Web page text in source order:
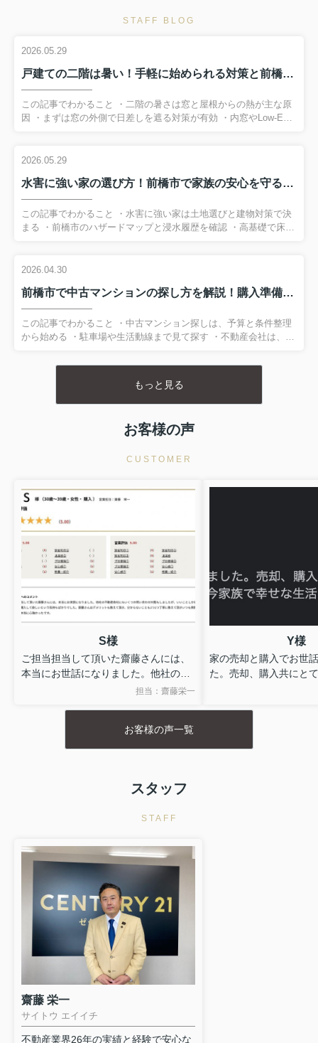
STAFF BLOG
2026.05.29
戸建ての二階は暑い！手軽に始められる対策と前橋市での戸建て選び
この記事でわかること ・二階の暑さは窓と屋根からの熱が主な原
因 ・まずは窓の外側で日差しを遮る対策が有効 ・内窓やLow-E複
市で戸建ての購入を検討している方は、価格や間取りだけでなく
によると、前橋市では2025年7月に最高気温39.2℃、8月に41.0℃
を記録しており、住まいの暑さ対策は快適性だけでなく熱中症予
防にも関わります。（2026年5月13日確認） ...
2026.05.29
水害に強い家の選び方！前橋市で家族の安心を守る防災策まとめ
この記事でわかること ・水害に強い家は土地選びと建物対策で決
まる ・前橋市のハザードマップと浸水履歴を確認 ・高基礎で床の
雨のニュースを目にする機会が増え、「マイホームを購入したい
橋市で水害に強い家を選ぶには、価格や間取りだけでなく、土地
の高低差や過去の浸水履歴、建物側の対策まで確認することが大
切です。この記事では、前橋市でマイホーム購入を検討している
方に向けて、水害リス...
2026.04.30
前橋市で中古マンションの探し方を解説！購入準備の基本
この記事でわかること ・中古マンション探しは、予算と条件整理
から始める ・駐車場や生活動線まで見て探す ・不動産会社は、免
相談で拾いやすい ・管理費や修繕積立金は、購入前に必ず確認す
つければよいのか困っている方も多いのではないでしょうか。中
古マンションの探し方では、物件情報を見る前に、予算や希望条
押さえておくことが欠かせません。 本記事では、前橋市で中古マ
もっと見る
お客様の声
CUSTOMER
S様
ご担当担当して頂いた齋藤さんには、
本当にお世話になりました。他社の不
動産会社にもいくつか問い合わせ内覧
ばかりでした。齋藤さんはデメリット
も教えて頂き、分からないことも1つ1
担当：齋藤栄一
Y様
家の売却と購入でお世
た。売却、購入共にと
お客様の声一覧
スタッフ
STAFF
齋藤 栄一
サイトウ エイイチ
不動産業界26年の実績と経験で安心な